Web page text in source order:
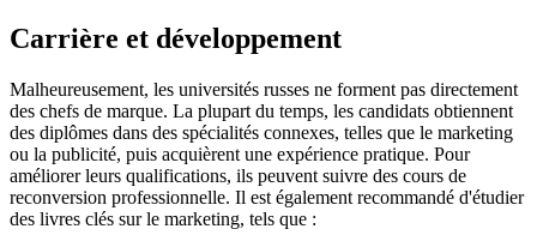
Carrière et développement
Malheureusement, les universités russes ne forment pas directement
des chefs de marque. La plupart du temps, les candidats obtiennent
des diplômes dans des spécialités connexes, telles que le marketing
ou la publicité, puis acquièrent une expérience pratique. Pour
améliorer leurs qualifications, ils peuvent suivre des cours de
reconversion professionnelle. Il est également recommandé d'étudier
des livres clés sur le marketing, tels que :